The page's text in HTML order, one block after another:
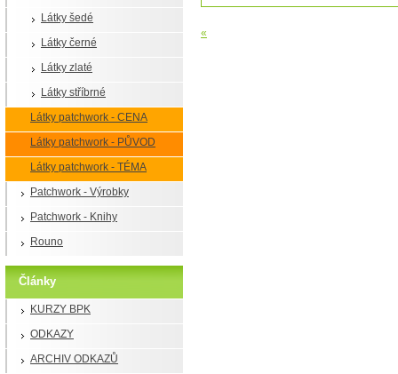
Látky šedé
Látky černé
Látky zlaté
Látky stříbrné
Látky patchwork - CENA
Látky patchwork - PŮVOD
Látky patchwork - TÉMA
Patchwork - Výrobky
Patchwork - Knihy
Rouno
Články
KURZY BPK
ODKAZY
ARCHIV ODKAZŮ
«